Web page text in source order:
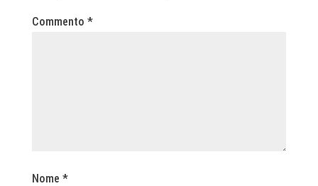
Commento *
Nome *